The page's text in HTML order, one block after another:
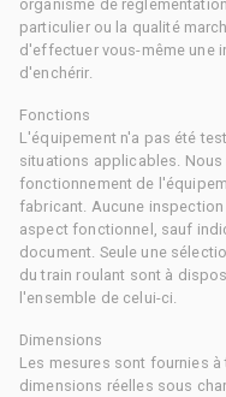
organisme de
particulier ou la qualité
d'effectuer vous-même une
d'enchérir.
Fonctions
L'équipement n'a pas été
situations applicables.
fonctionnement de
fabricant. Aucune
aspect fonctionnel, sauf
document. Seule une
du train roulant sont à
l'ensemble de celui-ci.
Dimensions
Les mesures sont fournies
dimensions réelles sous